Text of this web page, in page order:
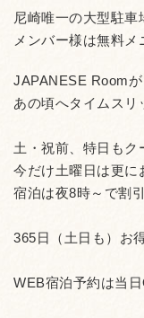
尼崎唯一の大型駐車
メンバー様は無料メ
JAPANESE Room
あの頃へタイムスリ
土・祝前、特日もク
今だけ土曜日は更に
宿泊は夜8時～で割
365日（土日も）お
WEB宿泊予約は当